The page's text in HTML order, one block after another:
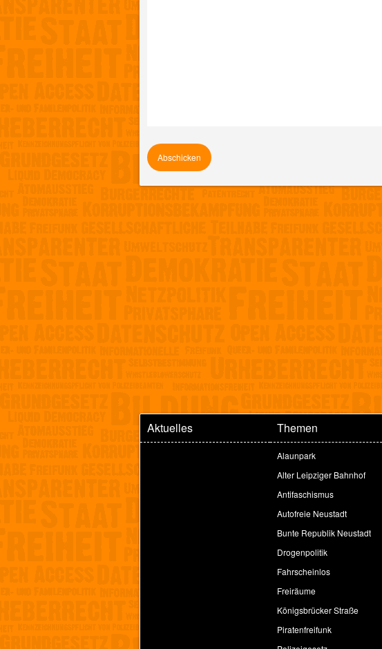
Aktuelles Themen
Alaunpark
Alter Leipziger Bahnhof
Antifaschismus
Autofreie Neustadt
Bunte Republik Neustadt
Drogenpolitik
Fahrscheinlos
Freiräume
Königsbrücker Straße
Piratenfreifunk